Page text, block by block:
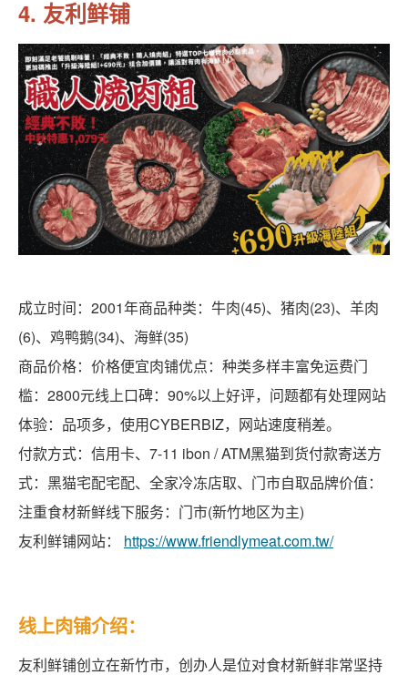
4. 友利鲜铺
成立时间：2001年商品种类：牛肉(45)、猪肉(23)、羊肉
(6)、鸡鸭鹅(34)、海鲜(35)
商品价格：价格便宜肉铺优点：种类多样丰富免运费门
槛：2800元线上口碑：90%以上好评，问题都有处理网站
体验：品项多，使用CYBERBIZ，网站速度稍差。
付款方式：信用卡、7-11 ibon / ATM黑猫到货付款寄送方
式：黑猫宅配宅配、全家冷冻店取、门市自取品牌价值：
注重食材新鲜线下服务：门市(新竹地区为主)
友利鲜铺网站： https://www.friendlymeat.com.tw/
线上肉铺介绍：
友利鲜铺创立在新竹市，创办人是位对食材新鲜非常坚持